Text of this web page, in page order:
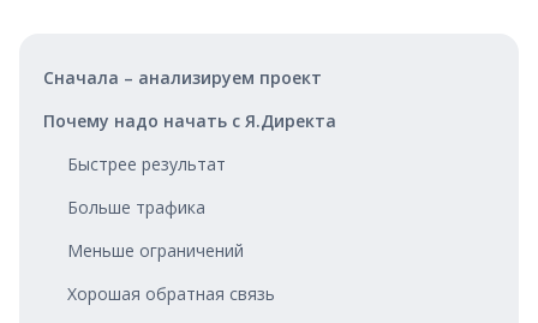
Сначала – анализируем проект
Почему надо начать с Я.Директа
Быстрее результат
Больше трафика
Меньше ограничений
Хорошая обратная связь